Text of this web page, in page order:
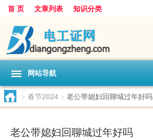
首 页 文章列表 知识分类
网站导航
> 春节2024 > 老公带媳妇回聊城过年好吗
老公带媳妇回聊城过年好吗